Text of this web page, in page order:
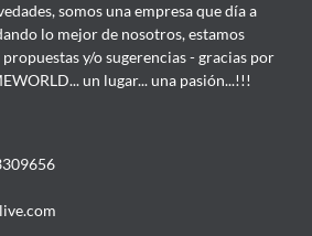
somos una empresa que día a
lo mejor de nosotros, estamos
y/o sugerencias - gracias por
un lugar... una pasión...!!!